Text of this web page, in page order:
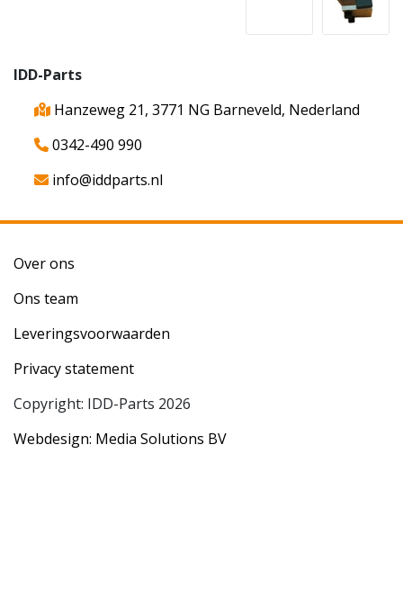
IDD-Parts
Hanzeweg 21, 3771 NG Barneveld, Nederland
0342-490 990
info@iddparts.nl
Over ons
Ons team
Leveringsvoorwaarden
Privacy statement
Copyright: IDD-Parts 2026
Webdesign: Media Solutions BV